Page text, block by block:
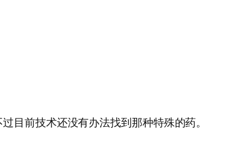
目前技术还没有办法找到那种特殊的药。